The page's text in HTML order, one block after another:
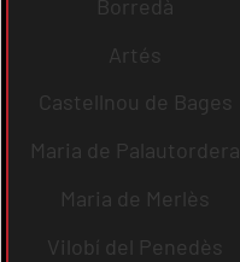
Borredà
Artés
Castellnou de Bages
Maria de Palautordera
Maria de Merlès
Vilobí del Penedès